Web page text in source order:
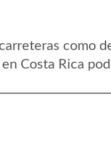
como
Costa Rica